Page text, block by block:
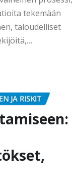
tekemään
taloudelliset
JA RISKIT